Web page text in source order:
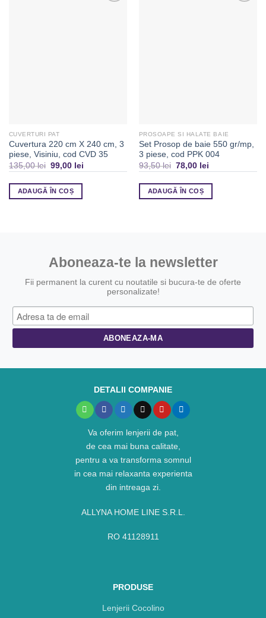
CUVERTURI PAT
Cuvertura 220 cm X 240 cm, 3
piese, Visiniu, cod CVD 35
135,00lei 99,00 lei
ADAUGĂ ÎN COȘ
PROSOAPE SI HALATE BAIE
Set Prosop de baie 550 gr/mp,
3 piese, cod PPK 004
93,50lei 78,00 lei
ADAUGĂ ÎN COȘ
Aboneaza-te la newsletter
Fii permanent la curent cu noutatile si bucura-te de oferte
personalizate!
DETALII COMPANIE
Va oferim lenjerii de pat,
de cea mai buna calitate,
pentru a va transforma somnul
in cea mai relaxanta experienta
din intreaga zi.
ALLYNA HOME LINE S.R.L.
RO 41128911
PRODUSE
Lenjerii Cocolino